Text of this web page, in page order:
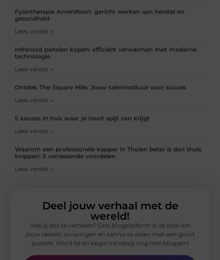
Fysiotherapie Amersfoort: gericht werken aan herstel en
gezondheid
Lees verder »
Infrarood panelen kopen: efficiënt verwarmen met moderne
technologie
Lees verder »
Ontdek The Square Mile: Jouw taleninstituut voor succes
Lees verder »
5 keuzes in huis waar je nooit spijt van krijgt
Lees verder »
Waarom een professionele kapper in Tholen beter is dan thuis
knippen: 5 verrassende voordelen
Lees verder »
Deel jouw verhaal met de
wereld!
Heb jij iets te vertellen? Ons blogplatform is dé plek om
jouw ideeën, ervaringen en kennis te delen met een groot
publiek. Word lid en begin vandaag nog met bloggen!